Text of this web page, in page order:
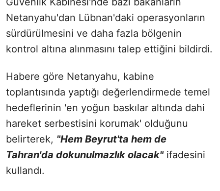
Netanyahu'dan Lübnan'daki operasyonların
sürdürülmesini ve daha fazla bölgenin
kontrol altına alınmasını talep ettiğini bildirdi.
Habere göre Netanyahu, kabine
toplantısında yaptığı değerlendirmede temel
hedeflerinin 'en yoğun baskılar altında dahi
hareket serbestisini korumak' olduğunu
belirterek, "Hem Beyrut'ta hem de
Tahran'da dokunulmazlık olacak"ifadesini
kullandı.